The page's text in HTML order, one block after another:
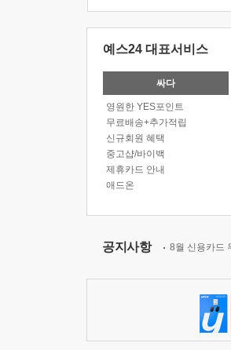
예스24 대표서비스
싸다
영원한 YES포인트
무료배송+추가적립
신규회원 혜택
중고샵/바이백
제휴카드 안내
애드온
공지사항 8월 신용카드